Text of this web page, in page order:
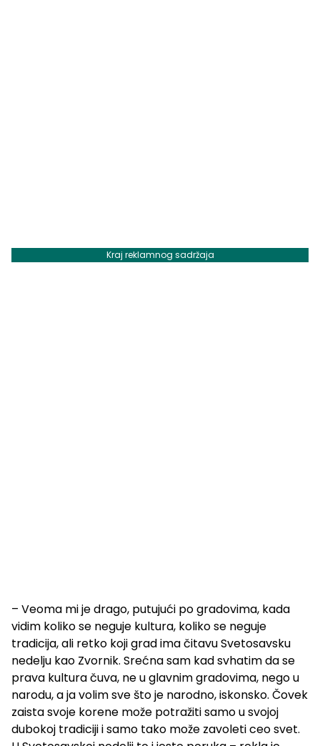
Kraj reklamnog sadržaja
– Veoma mi je drago, putujući po gradovima, kada
vidim koliko se neguje kultura, koliko se neguje
tradicija, ali retko koji grad ima čitavu Svetosavsku
nedelju kao Zvornik. Srećna sam kad svhatim da se
prava kultura čuva, ne u glavnim gradovima, nego u
narodu, a ja volim sve što je narodno, iskonsko. Čovek
zaista svoje korene može potražiti samo u svojoj
dubokoj tradiciji i samo tako može zavoleti ceo svet.